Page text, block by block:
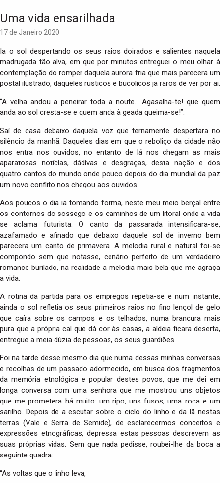
Uma vida ensarilhada
17 de Janeiro 2020
Ia o sol despertando os seus raios doirados e salientes naquela
madrugada tão alva, em que por minutos entreguei o meu olhar à
contemplação do romper daquela aurora fria que mais parecera um
postal ilustrado, daqueles rústicos e bucólicos já raros de ver por aí.
“A velha andou a peneirar toda a noute… Agasalha-te! que quem
anda ao sol cresta-se e quem anda à geada queima-se!”.
Saí de casa debaixo daquela voz que ternamente despertara no
silêncio da manhã. Daqueles dias em que o reboliço da cidade não
nos entra nos ouvidos, no entanto de lá nos chegam as mais
aparatosas notícias, dádivas e desgraças, desta nação e dos
quatro cantos do mundo onde pouco depois do dia mundial da paz
um novo conflito nos chegou aos ouvidos.
Aos poucos o dia ia tomando forma, neste meu meio berçal entre
os contornos do sossego e os caminhos de um litoral onde a vida
se aclama futurista. O canto da passarada intensificara-se,
azafamado e afinado que debaixo daquele sol de inverno bem
parecera um canto de primavera. A melodia rural e natural foi-se
compondo sem que notasse, cenário perfeito de um verdadeiro
romance burilado, na realidade a melodia mais bela que me agraça
a vida.
A rotina da partida para os empregos repetia-se e num instante,
ainda o sol refletia os seus primeiros raios no fino lençol de gelo
que caíra sobre os campos e os telhados, numa brancura mais
pura que a própria cal que dá cor às casas, a aldeia ficara deserta,
entregue a meia dúzia de pessoas, os seus guardiões.
Foi na tarde desse mesmo dia que numa dessas minhas conversas
e recolhas de um passado adormecido, em busca dos fragmentos
da memória etnológica e popular destes povos, que me dei em
longa conversa com uma senhora que me mostrou uns objetos
que me prometera há muito: um ripo, uns fusos, uma roca e um
sarilho. Depois de a escutar sobre o ciclo do linho e da lã nestas
terras (Vale e Serra de Semide), de esclarecermos conceitos e
expressões etnográficas, depressa estas pessoas descrevem as
suas próprias vidas. Sem que nada pedisse, roubei-lhe da boca a
seguinte quadra:
“As voltas que o linho leva,